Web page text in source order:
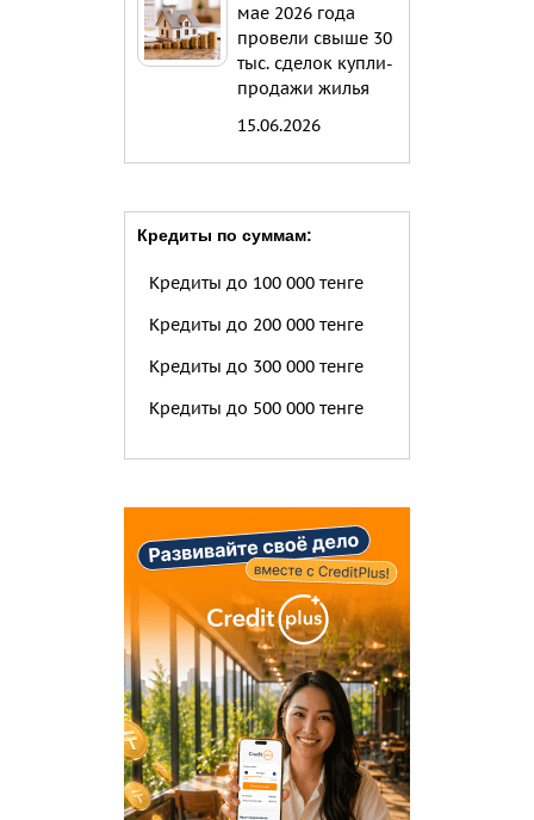
мае 2026 года
провели свыше 30
тыс. сделок купли-
продажи жилья
15.06.2026
Кредиты по суммам:
Кредиты до 100 000 тенге
Кредиты до 200 000 тенге
Кредиты до 300 000 тенге
Кредиты до 500 000 тенге